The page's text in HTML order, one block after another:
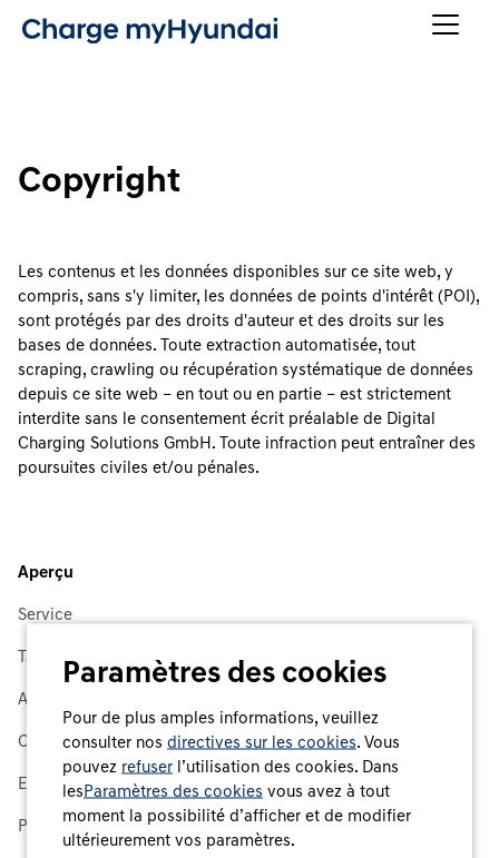
Copyright
Les contenus et les données disponibles sur ce site web, y
compris, sans s'y limiter, les données de points d'intérêt (POI),
sont protégés par des droits d'auteur et des droits sur les
bases de données. Toute extraction automatisée, tout
scraping, crawling ou récupération systématique de données
depuis ce site web – en tout ou en partie – est strictement
interdite sans le consentement écrit préalable de Digital
Charging Solutions GmbH. Toute infraction peut entraîner des
poursuites civiles et/ou pénales.
Aperçu
Service
Tarifs
Avantages
Carte
Electricité verte
Parc
Paramètres des cookies
Pour de plus amples informations, veuillez
consulter nos directives sur les cookies. Vous
pouvez refuser l’utilisation des cookies. Dans
les Paramètres des cookies vous avez à tout
moment la possibilité d’afficher et de modifier
ultérieurement vos paramètres.